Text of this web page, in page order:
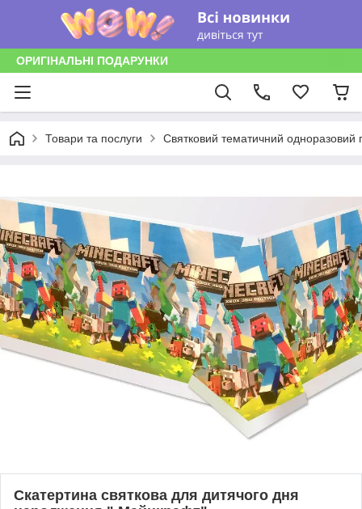
ОРИГІНАЛЬНІ ПОДАРУНКИ
Товари та послуги Святковий тематичний одноразовий
Скатертина святкова для дитячого дня